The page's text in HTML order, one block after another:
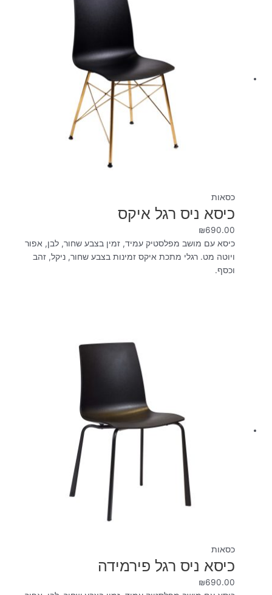
כסאות
כיסא ניס רגל איקס
₪690.00
כיסא עם מושב מפלסטיק עמיד, זמין בצבע שחור, לבן, אפור
ויוטה מט. רגלי מתכת איקס זמינות בצבע שחור, ניקל, זהב
וכסף.
כסאות
כיסא ניס רגל פירמידה
₪690.00